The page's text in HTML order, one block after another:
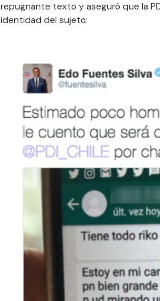
repugnante texto y aseguró que la
identidad del sujeto: